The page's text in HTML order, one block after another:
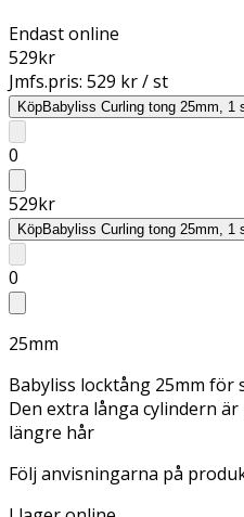
Endast online
529kr
Jmfs.pris: 529 kr / st
KöpBabyliss Curling tong 25mm, 1
0
529kr
KöpBabyliss Curling tong 25mm, 1
0
25mm
Babyliss locktång 25mm för
Den extra långa cylindern
längre hår
Följ anvisningarna på